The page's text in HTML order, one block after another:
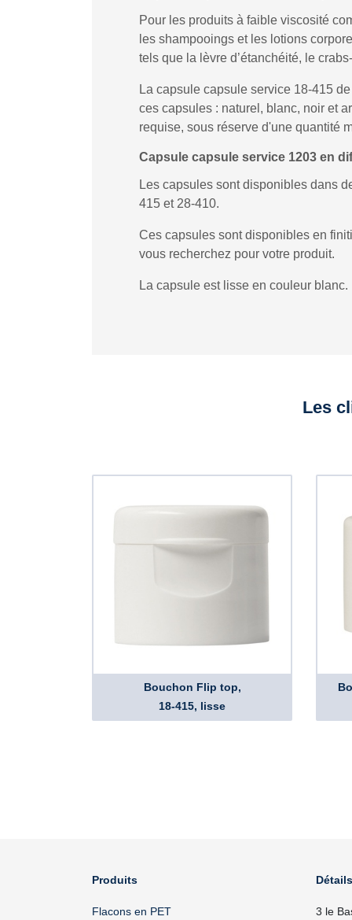
Pour les produits à faible viscosité
les shampooings et les lotions
tels que la lèvre d’étanchéité, le
La capsule capsule service 18-415
ces capsules : naturel, blanc, noir et
requise, sous réserve d'une quantité
Capsule capsule service 1203 en
Les capsules sont disponibles dans
415 et 28-410.
Ces capsules sont disponibles en
vous recherchez pour votre produit.
La capsule est lisse en couleur blanc.
Les
Bouchon Flip top,
18-415, lisse
Produits
Flacons en PET 3 le